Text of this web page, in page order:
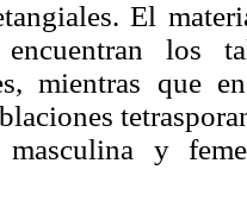
El
los
mientras que
masculina y